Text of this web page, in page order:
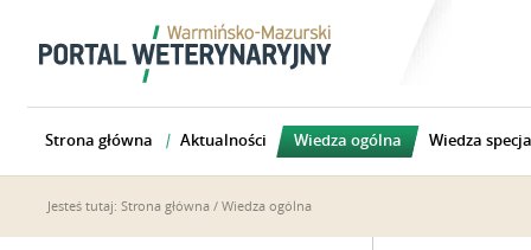
Strona główna Aktualności Wiedza ogólna Wiedza
Jesteś tutaj: Strona główna / Wiedza ogólna